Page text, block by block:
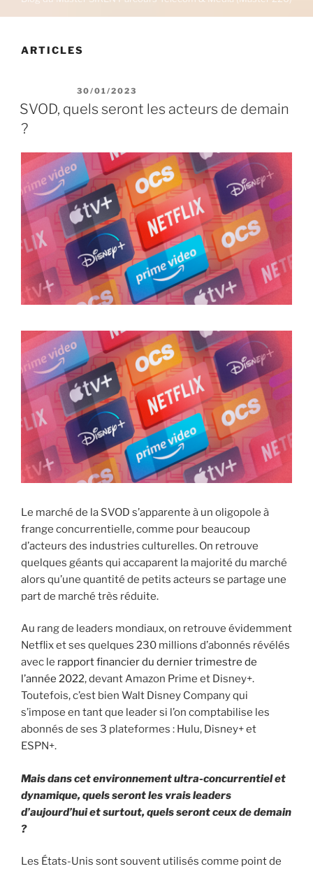
ARTICLES
30/01/2023
SVOD, quels seront les acteurs de demain
?
Le marché de la SVOD s’apparente à un oligopole à
frange concurrentielle, comme pour beaucoup
d’acteurs des industries culturelles. On retrouve
quelques géants qui accaparent la majorité du marché
alors qu’une quantité de petits acteurs se partage une
part de marché très réduite.
Au rang de leaders mondiaux, on retrouve évidemment
Netflix et ses quelques 230 millions d’abonnés révélés
avec le rapport financier du dernier trimestre de
l’année 2022, devant Amazon Prime et Disney+.
Toutefois, c’est bien Walt Disney Company qui
s’impose en tant que leader si l’on comptabilise les
abonnés de ses 3 plateformes : Hulu, Disney+ et
ESPN+.
Mais dans cet environnement ultra-concurrentiel et
dynamique, quels seront les vrais leaders
d’aujourd’hui et surtout, quels seront ceux de demain
?
Les États-Unis sont souvent utilisés comme point de